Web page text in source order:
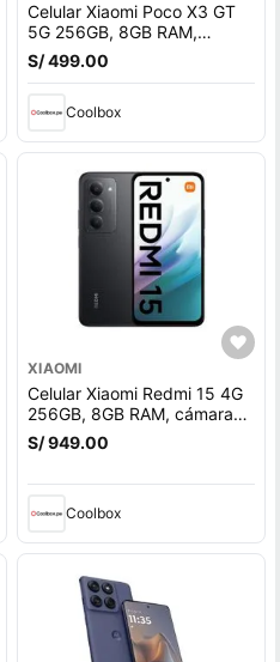
Celular Xiaomi Poco X3 GT
5G 256GB, 8GB RAM,
cámara trasera 64MP y
frontal 16MP, 6.6"", negro
S/ 499.00
Coolbox
XIAOMI
Celular Xiaomi Redmi 15 4G
256GB, 8GB RAM, cámara
trasera 50 MP y frontal 8MP,
6.9"", negro
S/ 949.00
Coolbox